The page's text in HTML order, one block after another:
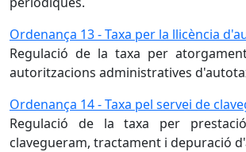
Ordenança 13 - Taxa per la llicència
Regulació de la taxa per
autoritzacions administratives
Ordenança 14 - Taxa pel servei de
Regulació de la taxa per
clavegueram, tractament i depuració